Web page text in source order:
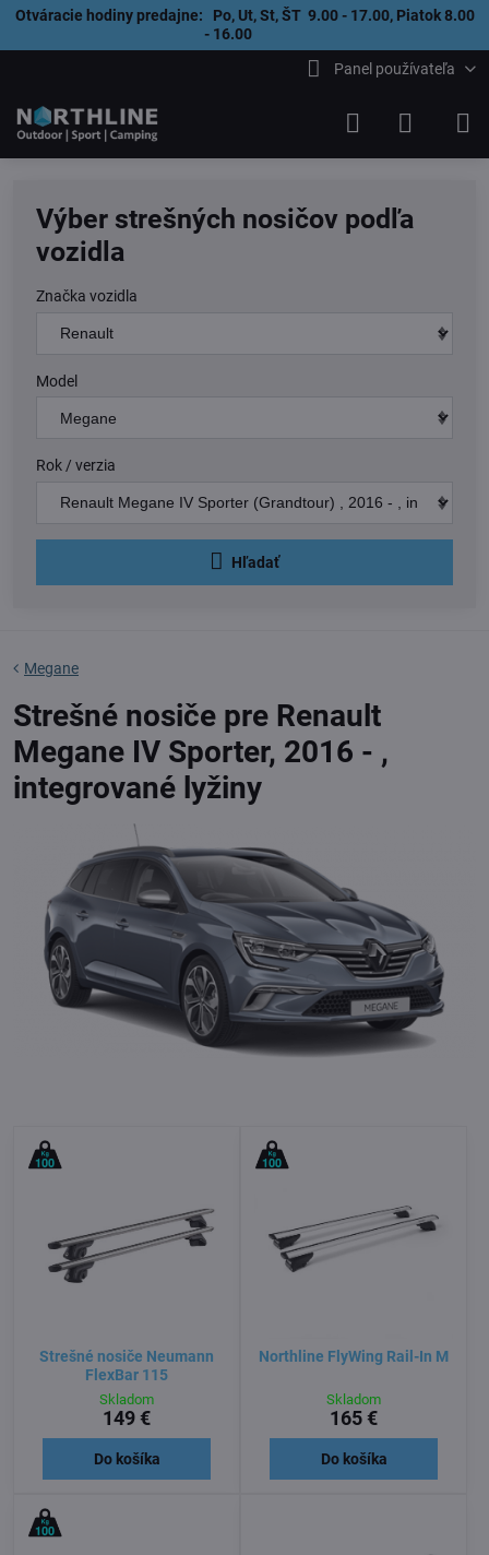
Otváracie hodiny predajne: Po, Ut, St, ŠT 9.00 - 17.00, Piatok 8.00
- 16.00
Panel používateľa
Výber strešných nosičov podľa
vozidla
Značka vozidla
Model
Rok / verzia
Hľadať
Megane
Strešné nosiče pre Renault
Megane IV Sporter, 2016 - ,
integrované lyžiny
Strešné nosiče Neumann
FlexBar 115
Skladom
149 €
Do košíka
Northline FlyWing Rail-In M
Skladom
165 €
Do košíka